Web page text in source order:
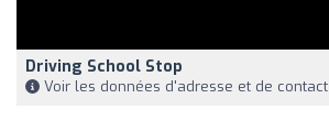
Driving School Stop
Voir les données d'adresse et de contact